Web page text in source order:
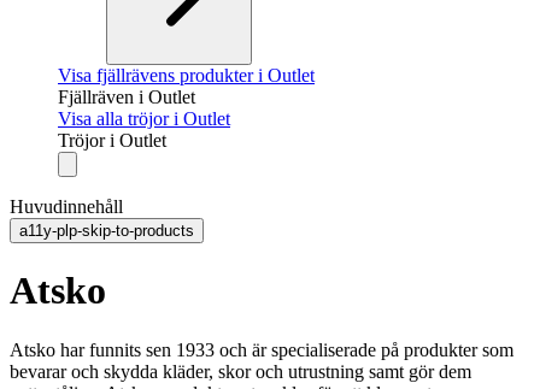
Visa fjällrävens produkter i Outlet
Fjällräven i Outlet
Visa alla tröjor i Outlet
Tröjor i Outlet
Huvudinnehåll
a11y-plp-skip-to-products
Atsko
Atsko har funnits sen 1933 och är specialiserade på produkter som
bevarar och skydda kläder, skor och utrustning samt gör dem